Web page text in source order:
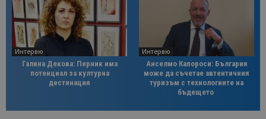
Интервю
Галина Декова: Перник има
потенциал за културна
дестинация
Интервю
Анселмо Капороси: България
може да съчетае автентичния
туризъм с технологиите на
бъдещето